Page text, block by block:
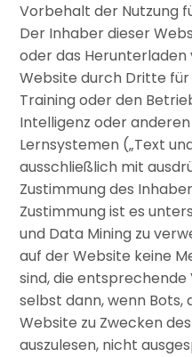
Vorbehalt der Nutzung
Der Inhaber dieser
oder das
Website durch Dritte für
Training oder den
Intelligenz oder
Lernsystemen („Text
ausschließlich mit
Zustimmung des
Zustimmung ist es
und Data Mining zu
auf der Website keine
sind, die
selbst dann, wenn Bots,
Website zu Zwecken
auszulesen, nicht